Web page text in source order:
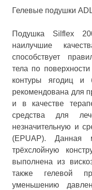
Гелевые подушки
Подушка Silflex
наилучшие
способствует
тела по
контуры ягодиц и
рекомендована для
и в качестве
средства для
незначительную и
(EPUAP). Данная
трёхслойную
выполнена из
также гелевой
уменьшению